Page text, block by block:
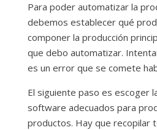
Para poder automatizar la
debemos establecer qué
componer la producción
que debo automatizar.
es un error que se comete
El siguiente paso es escoger
software adecuados para
productos. Hay que recopilar